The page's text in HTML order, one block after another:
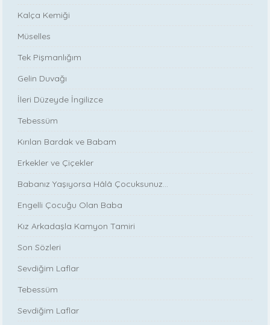
Kalça Kemiği
Müselles
Tek Pişmanlığım
Gelin Duvağı
İleri Düzeyde İngilizce
Tebessüm
Kırılan Bardak ve Babam
Erkekler ve Çiçekler
Babanız Yaşıyorsa Hâlâ Çocuksunuz...
Engelli Çocuğu Olan Baba
Kız Arkadaşla Kamyon Tamiri
Son Sözleri
Sevdiğim Laflar
Tebessüm
Sevdiğim Laflar